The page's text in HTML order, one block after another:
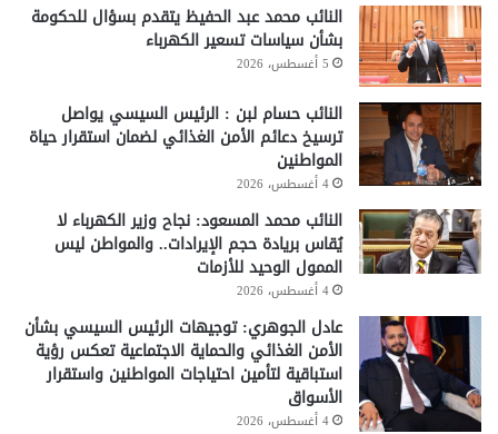
النائب محمد عبد الحفيظ يتقدم بسؤال للحكومة
بشأن سياسات تسعير الكهرباء
5 أغسطس، 2026
النائب حسام لبن : الرئيس السيسي يواصل
ترسيخ دعائم الأمن الغذائي لضمان استقرار حياة
المواطنين
4 أغسطس، 2026
النائب محمد المسعود: نجاح وزير الكهرباء لا
يُقاس بريادة حجم الإيرادات.. والمواطن ليس
الممول الوحيد للأزمات
4 أغسطس، 2026
عادل الجوهري: توجيهات الرئيس السيسي بشأن
الأمن الغذائي والحماية الاجتماعية تعكس رؤية
استباقية لتأمين احتياجات المواطنين واستقرار
الأسواق
4 أغسطس، 2026